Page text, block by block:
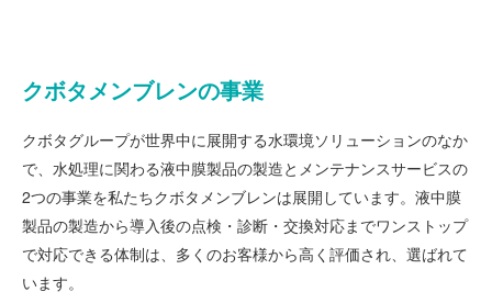
クボタメンブレンの事業
クボタグループが世界中に展開する水環境ソリューションのなか
で、水処理に関わる液中膜製品の製造とメンテナンスサービスの
2つの事業を私たちクボタメンブレンは展開しています。液中膜
製品の製造から導入後の点検・診断・交換対応までワンストップ
で対応できる体制は、多くのお客様から高く評価され、選ばれて
います。